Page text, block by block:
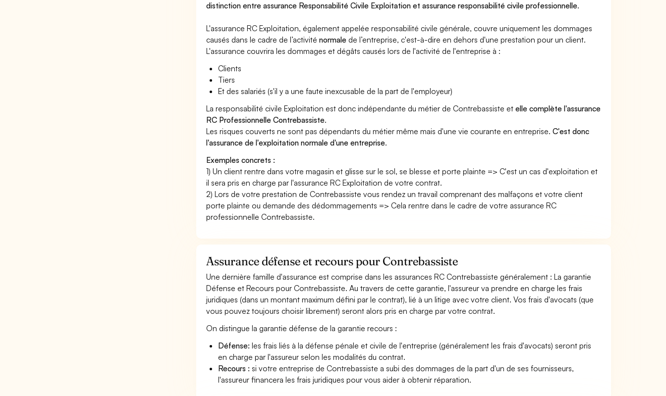
distinction entre assurance Responsabilité Civile Exploitation et assurance responsabilité civile professionnelle.
L'assurance RC Exploitation, également appelée responsabilité civile générale, couvre uniquement les dommages
causés dans le cadre de l’activiténormale de l’entreprise, c'est-à-dire en dehors d'une prestation pour un client.
L'assurance couvrira les dommages et dégâts causés lors de l'activité de l'entreprise à :
Clients
Tiers
Et des salariés (s'il y a une faute inexcusable de la part de l'employeur)
La responsabilité civile Exploitation est donc indépendante du métier de Contrebassiste etelle complète l'assurance
RC Professionnelle Contrebassiste.
Les risques couverts ne sont pas dépendants du métier même mais d'une vie courante en entreprise.C'est donc
l'assurance de l'exploitation normale d'une entreprise.
Exemples concrets :
1) Un client rentre dans votre magasin et glisse sur le sol, se blesse et porte plainte => C'est un cas d'exploitation et
il sera pris en charge par l'assurance RC Exploitation de votre contrat.
2) Lors de votre prestation de Contrebassiste vous rendez un travail comprenant des malfaçons et votre client
porte plainte ou demande des dédommagements => Cela rentre dans le cadre de votre assurance RC
professionnelle Contrebassiste.
Assurance défense et recours pour Contrebassiste
Une dernière famille d'assurance est comprise dans les assurances RC Contrebassiste généralement : La garantie
Défense et Recours pour Contrebassiste. Au travers de cette garantie, l'assureur va prendre en charge les frais
juridiques (dans un montant maximum défini par le contrat), lié à un litige avec votre client. Vos frais d'avocats (que
vous pouvez toujours choisir librement) seront alors pris en charge par votre contrat.
On distingue la garantie défense de la garantie recours :
Défense: les frais liés à la défense pénale et civile de l'entreprise (généralement les frais d'avocats) seront pris
en charge par l'assureur selon les modalités du contrat.
Recours : si votre entreprise de Contrebassiste a subi des dommages de la part d'un de ses fournisseurs,
l'assureur financera les frais juridiques pour vous aider à obtenir réparation.